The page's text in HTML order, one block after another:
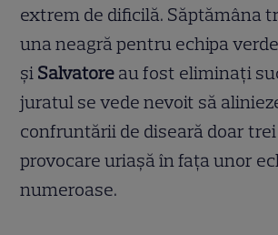
extrem de dificilă. Săptămâna
una neagră pentru echipa
și Salvatore au fost eliminați
juratul se vede nevoit să
confruntării de diseară doar
provocare uriașă în fața unor
numeroase.